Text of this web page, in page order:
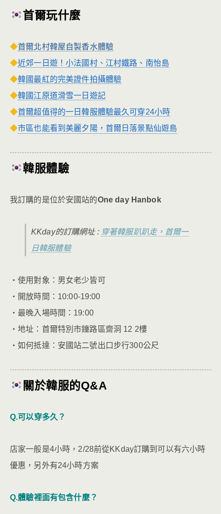
首爾玩什麼
◆首爾北村韓屋自製香水體驗
◆近郊一日遊！小法國村、江村鐵路、南怡島
◆韓國最紅的完美證件拍攝體驗
◆韓國江原道滑雪一日遊記
◆首爾超值得的一日韓服體驗最久可穿24小時
◆市區也能看到美麗夕陽，首爾日落景點仙遊島
韓服體驗
我訂購的是位於安國站的One day Hanbok
KKday的訂購網址 : 穿著韓服趴趴走，首爾一
日韓服體驗
・使用對象：男女老少皆可
・開放時間：10:00-19:00
・最晚入場時間：19:00
・地址：首爾特別市鐘路區齋洞 12 2樓
・如何抵達：安國站二號出口步行300公尺
關於韓服的Q&A
Q.可以穿多久？
店家一般是4小時，2/28前從KKday訂購到可以有六小時
優惠，另外有24小時方案
Q.體驗裡面有包含什麼？